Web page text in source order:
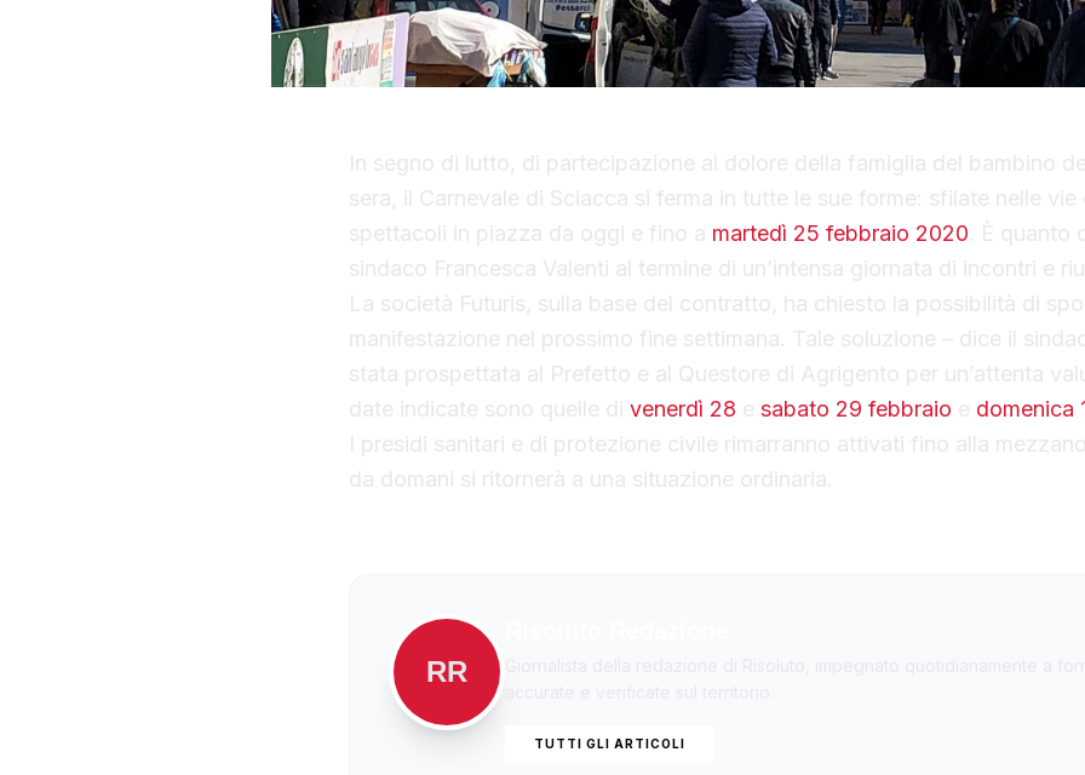
In segno di lutto, di partecipazione al dolore della famiglia del bambino
sera, il Carnevale di Sciacca si ferma in tutte le sue forme: sfilate nelle vie
spettacoli in piazza da oggi e fino a martedì 25 febbraio 2020. È quanto
sindaco Francesca Valenti al termine di un’intensa giornata di incontri e
La società Futuris, sulla base del contratto, ha chiesto la possibilità di
manifestazione nel prossimo fine settimana. Tale soluzione – dice il
stata prospettata al Prefetto e al Questore di Agrigento per un’attenta
date indicate sono quelle di venerdì 28 e sabato 29 febbraio e domenica
I presidi sanitari e di protezione civile rimarranno attivati fino alla
da domani si ritornerà a una situazione ordinaria.
RR
TUTTI GLI ARTICOLI